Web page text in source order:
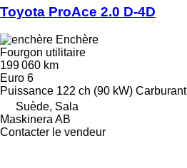
Toyota ProAce 2.0 D-4D
Enchère
Fourgon utilitaire
199 060 km
Euro 6
Puissance 122 ch (90 kW) Carburant
Suède, Sala
Maskinera AB
Contacter le vendeur